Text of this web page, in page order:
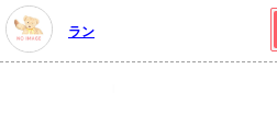
ラン